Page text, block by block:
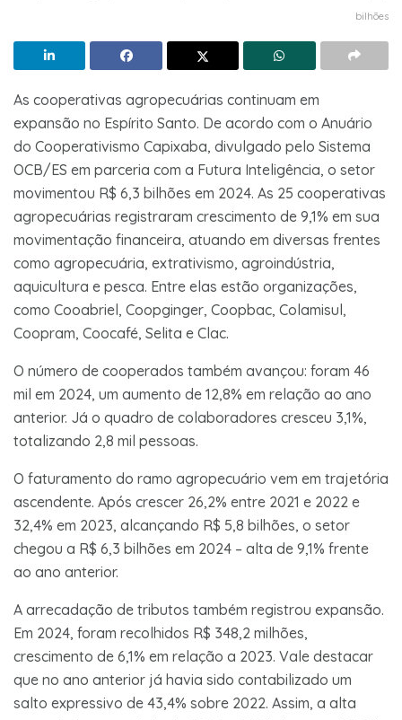
bilhões
As cooperativas agropecuárias continuam em
expansão no Espírito Santo. De acordo com o Anuário
do Cooperativismo Capixaba, divulgado pelo Sistema
OCB/ES em parceria com a Futura Inteligência, o setor
movimentou R$ 6,3 bilhões em 2024. As 25 cooperativas
agropecuárias registraram crescimento de 9,1% em sua
movimentação financeira, atuando em diversas frentes
como agropecuária, extrativismo, agroindústria,
aquicultura e pesca. Entre elas estão organizações,
como Cooabriel, Coopginger, Coopbac, Colamisul,
Coopram, Coocafé, Selita e Clac.
O número de cooperados também avançou: foram 46
mil em 2024, um aumento de 12,8% em relação ao ano
anterior. Já o quadro de colaboradores cresceu 3,1%,
totalizando 2,8 mil pessoas.
O faturamento do ramo agropecuário vem em trajetória
ascendente. Após crescer 26,2% entre 2021 e 2022 e
32,4% em 2023, alcançando R$ 5,8 bilhões, o setor
chegou a R$ 6,3 bilhões em 2024 – alta de 9,1% frente
ao ano anterior.
A arrecadação de tributos também registrou expansão.
Em 2024, foram recolhidos R$ 348,2 milhões,
crescimento de 6,1% em relação a 2023. Vale destacar
que no ano anterior já havia sido contabilizado um
salto expressivo de 43,4% sobre 2022. Assim, a alta